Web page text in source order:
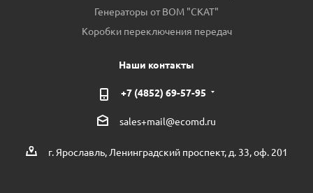
Генераторы от ВОМ "СКАТ"
Коробки переключения передач
Наши контакты
+7 (4852) 69-57-95
sales+mail@ecomd.ru
г. Ярославль, Ленинградский проспект, д. 33, оф. 201